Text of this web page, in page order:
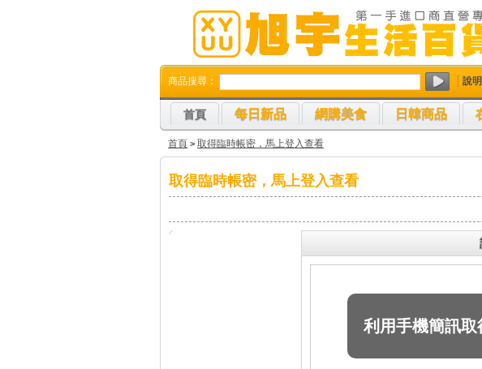
首頁 每日新品 網購美食 日韓商品
商品搜尋： 說明
首頁 > 取得臨時帳密，馬上登入查看
取得臨時帳密，馬上登入查看
利用手機簡訊取